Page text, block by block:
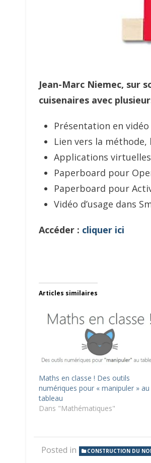
Jean-Marc Niemec, sur
cuisenaires avec
Présentation en vidéo
Lien vers la
Applications
Paperboard pour
Paperboard pour
Vidéo d’usage dans
Accéder : cliquer ici
Articles similaires
Maths en classe ! Des outils
numériques pour « manipuler » au
tableau
Dans "Mathématiques"
Posted in CONSTRUCTION DU